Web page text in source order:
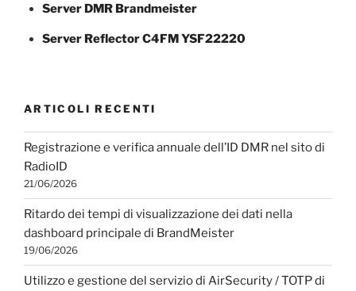
Server DMR Brandmeister
Server Reflector C4FM YSF22220
ARTICOLI RECENTI
Registrazione e verifica annuale dell’ID DMR nel sito di
RadioID
21/06/2026
Ritardo dei tempi di visualizzazione dei dati nella
dashboard principale di BrandMeister
19/06/2026
Utilizzo e gestione del servizio di AirSecurity / TOTP di